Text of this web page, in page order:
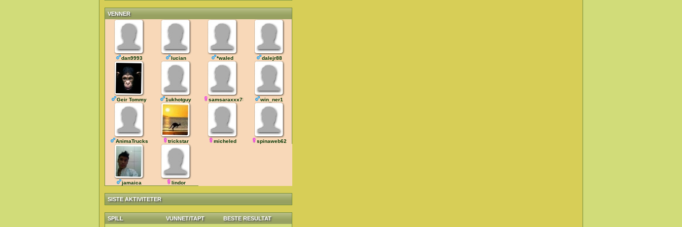
VENNER
dan9993 lucian *waled dalejr88
Geir Tommy 1ukhotguy samsaraxxx75 win_ner1
AnimaTrucks trickstar micheled spinaweb62
jamaica lindor
SISTE AKTIVITETER
SPILL VUNNET/TAPT BESTE RESULTAT